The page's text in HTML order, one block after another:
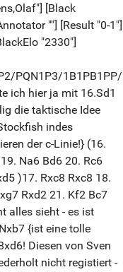
[Black
""] [Result "0-1"]
"2330"]
PQN1P3/1B1PB1PP/
ich hier ja mit 16.Sd1
die taktische Idee
indes
der c-Linie!} (16.
Na6 Bd6 20. Rc6
)17. Rxc8 Rxc8 18.
Rxd2 21. Kf2 Bc7
alles sieht - es ist
{ist eine tolle
Diesen von Sven
nicht registiert -